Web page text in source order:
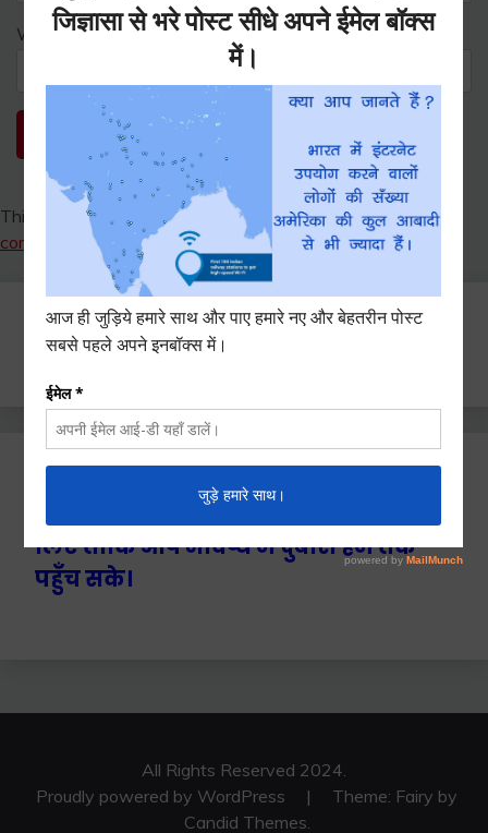
Website
This site uses Akismet to reduce spam.Learn how your
comment data is processed.
Search
for:
Ctrl+D दबाएँ हमे बुकमार्क / सेव करने के
लिए ताकि आप भविष्य में दुबारा हम तक
पहुँच सके।
All Rights Reserved 2024.
Proudly powered by WordPress
|
Theme: Fairy by
Candid Themes